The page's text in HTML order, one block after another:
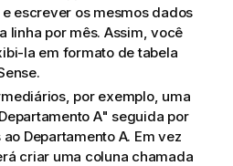
escrever os mesmos dados
linha por mês. Assim, você
la em formato de tabela
.
por exemplo, uma
A" seguida por
Departamento A. Em vez
criar uma coluna chamada